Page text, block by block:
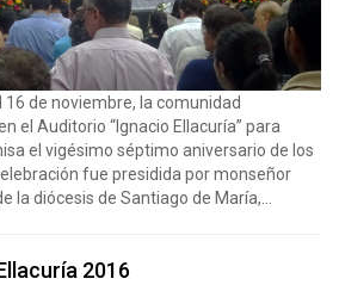
16 de noviembre, la comunidad
el Auditorio “Ignacio Ellacuría” para
el vigésimo séptimo aniversario de los
fue presidida por monseñor
la diócesis de Santiago de María,...
2016